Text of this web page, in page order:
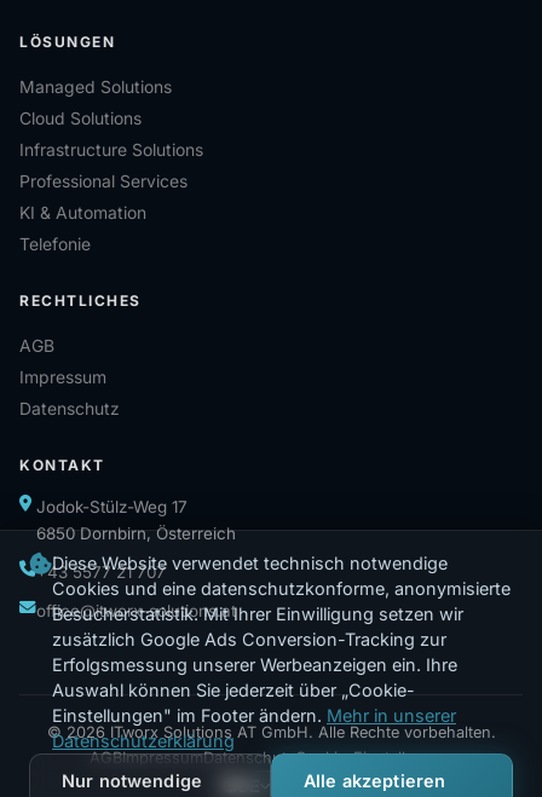
LÖSUNGEN
Managed Solutions
Cloud Solutions
Infrastructure Solutions
Professional Services
KI & Automation
Telefonie
RECHTLICHES
AGB
Impressum
Datenschutz
KONTAKT
Jodok-Stülz-Weg 17
6850 Dornbirn, Österreich
+43 5577 21 707
office@itworx-solutions.at
© 2026 ITworx Solutions AT GmbH. Alle Rechte vorbehalten.
AGBImpressumDatenschutzCookie-Einstellungen
Diese Website verwendet technisch notwendige
Cookies und eine datenschutzkonforme, anonymisierte
Besucherstatistik. Mit Ihrer Einwilligung setzen wir
zusätzlich Google Ads Conversion-Tracking zur
Erfolgsmessung unserer Werbeanzeigen ein. Ihre
Auswahl können Sie jederzeit über „Cookie-
Einstellungen" im Footer ändern. Mehr in unserer
Datenschutzerklärung
Nur notwendige
Alle akzeptieren